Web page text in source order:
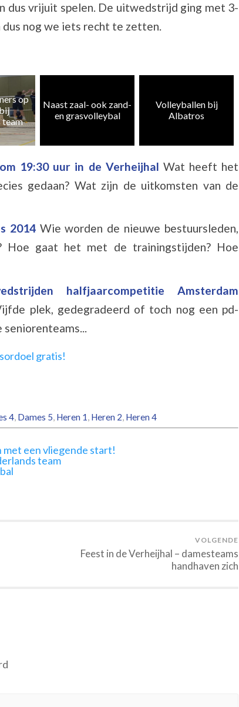
dus vrijuit spelen. De uitwedstrijd ging met 3-
dus nog we iets recht te zetten.
zand-
Volleyballen bij
Albatros
Albatros CMV 4 en
10 kampioen
19:30 uur in de Verheijhal Wat heeft het
gedaan? Wat zijn de uitkomsten van de
2014 Wie worden de nieuwe bestuursleden,
Hoe gaat het met de trainingstijden? Hoe
halfjaarcompetitie Amsterdam
plek, gedegradeerd of toch nog een pd-
seniorenteams...
4, Dames 5, Heren 1, Heren 2, Heren 4
met een vliegende start!
team
VOLGENDE
Feest in de Verheijhal – damesteams
handhaven zich